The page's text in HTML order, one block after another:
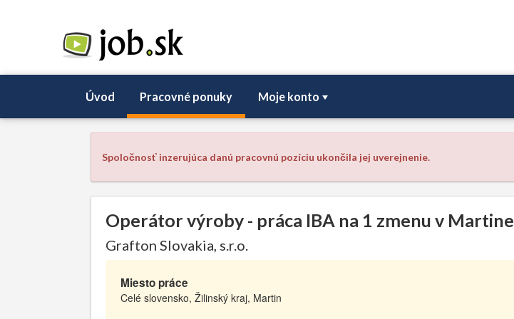
Úvod Pracovné ponuky Moje konto
Spoločnosť inzerujúca danú pracovnú pozíciu ukončila jej uverejnenie.
Operátor výroby - práca IBA na 1 zmenu v Martine
Grafton Slovakia, s.r.o.
Miesto práce
Celé slovensko, Žilinský kraj, Martin